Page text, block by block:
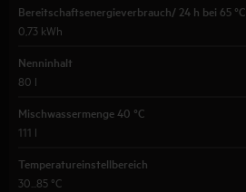
Bereitschaftsenergieverbrauch/ 24 h bei 65 °C
0,73 kWh
Nenninhalt
80 l
Mischwassermenge 40 °C
111 l
Temperatureinstellbereich
30...85 °C